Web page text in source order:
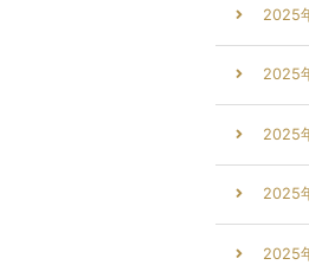
2025
2025
2025
2025
2025